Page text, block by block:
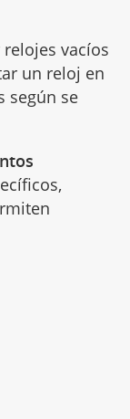
vacíos
un reloj en
según se